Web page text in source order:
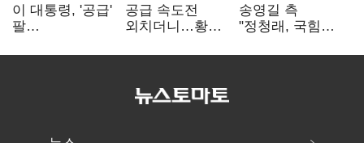
이 대통령, '공급'
팔
여 내부선
공급 속도전
외치더니…황희,
리모델링' 제안
송영길 측
"정청래, 국힘
민주당 대표로